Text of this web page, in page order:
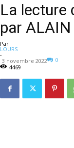
La lecture
par ALAIN
Par
LOURS
-
3 novembre 2022
0
4469